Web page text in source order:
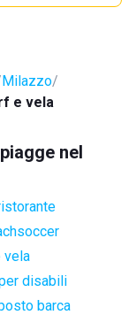
Milazzo
e vela
nel
vela
disabili
barca